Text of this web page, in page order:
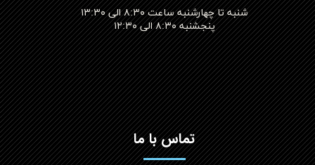
شنبه تا چهارشنبه ساعت ۸:۳۰ الی ۱۳:۳۰
پنجشنبه ۸:۳۰ الی ۱۲:۳۰​​​​​​​
تماس با ما